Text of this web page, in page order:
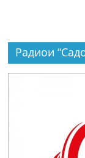
Радиои